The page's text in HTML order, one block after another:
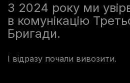
З 2024 року ми
в комунікацію
Бригади.
І відразу почали вивозити.